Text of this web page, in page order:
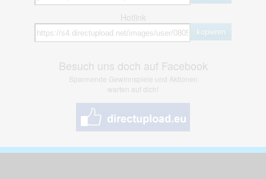
Hotlink
kopieren
Besuch uns doch auf Facebook
Spannende Gewinnspiele und Aktionen
warten auf dich!